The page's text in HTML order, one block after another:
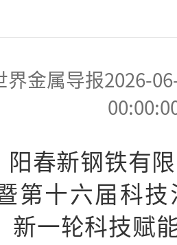
界金属导报2026-
阳春新钢铁有
第十六届科
一轮科技赋